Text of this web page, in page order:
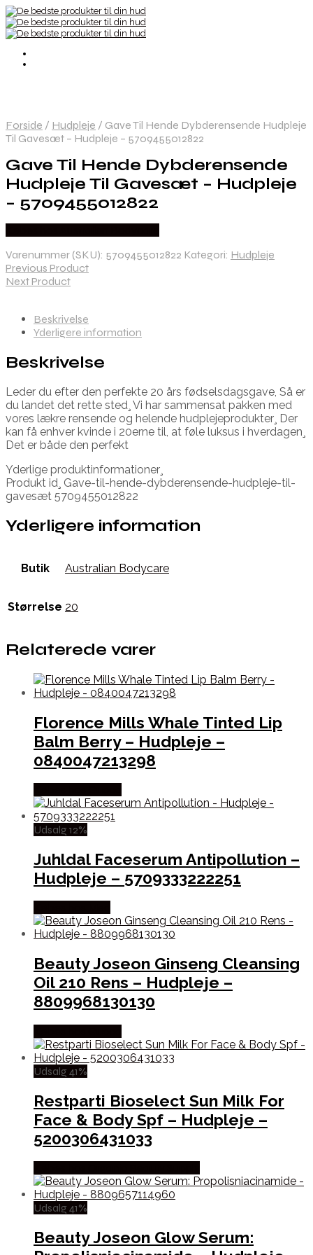
Forside / Hudpleje / Gave Til Hende Dybderensende Hudpleje
Til Gavesæt – Hudpleje – 5709455012822
Gave Til Hende Dybderensende
Hudpleje Til Gavesæt – Hudpleje
– 5709455012822
Varenummer (SKU): 5709455012822 Kategori: Hudpleje
Previous Product
Next Product
Beskrivelse
Yderligere information
Beskrivelse
Leder du efter den perfekte 20 års fødselsdagsgave, Så er
du landet det rette sted¸ Vi har sammensat pakken med
vores lækre rensende og helende hudplejeprodukter¸ Der
kan få enhver kvinde i 20erne til, at føle luksus i hverdagen¸
Det er både den perfekt
Yderlige produktinformationer¸
Produkt id¸ Gave-til-hende-dybderensende-hudpleje-til-
gavesæt 5709455012822
Yderligere information
Butik Australian Bodycare
Størrelse 20
Relaterede varer
Florence Mills Whale Tinted Lip
Balm Berry – Hudpleje –
0840047213298
Udsalg 12%
Juhldal Faceserum Antipollution –
Hudpleje – 5709333222251
Beauty Joseon Ginseng Cleansing
Oil 210 Rens – Hudpleje –
8809968130130
Udsalg 41%
Restparti Bioselect Sun Milk For
Face & Body Spf – Hudpleje –
5200306431033
Udsalg 41%
Beauty Joseon Glow Serum: